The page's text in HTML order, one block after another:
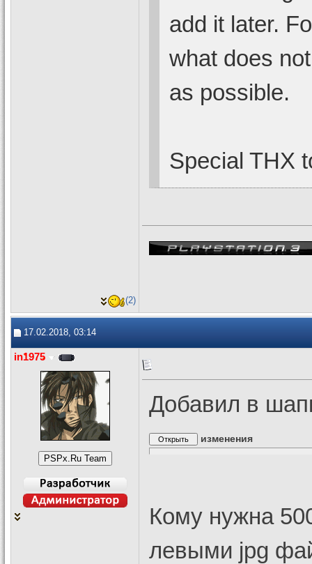
add it later.
what does
as possible.
Special THX
(2)
17.02.2018, 03:14
in1975
Добавил в
изменения
Кому нужна
левыми jpg